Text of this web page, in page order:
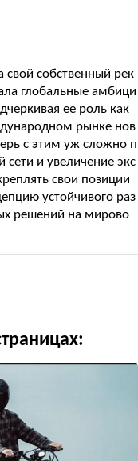
свой собственный рек
глобальные амбици
ее роль как
рынке нов
с этим уж сложно п
сети и увеличение экс
свои позиции
устойчивого раз
решений на мирово